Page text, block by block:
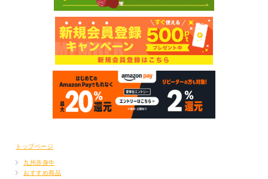
トップページ
九州赤身牛
おすすめ商品